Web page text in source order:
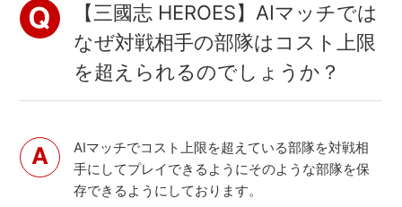
【三國志 HEROES】AIマッチでは
なぜ対戦相手の部隊はコスト上限
を超えられるのでしょうか？
AIマッチでコスト上限を超えている部隊を対戦相
手にしてプレイできるようにそのような部隊を保
存できるようにしております。